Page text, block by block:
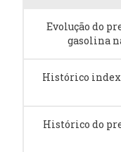
Evolução do
gasolina
Histórico
Histórico do